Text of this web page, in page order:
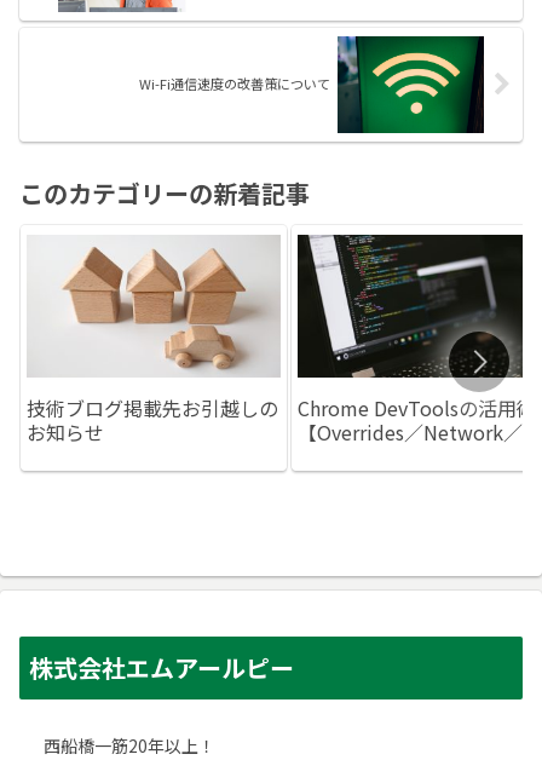
Wi-Fi通信速度の改善策について
このカテゴリーの新着記事
技術ブログ掲載先お引越しの
お知らせ
Chrome DevToolsの活用術
【Overrides／Network／
株式会社エムアールピー
西船橋一筋20年以上！